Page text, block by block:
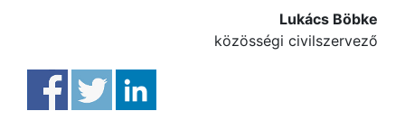
Lukács Böbke
közösségi civilszervező